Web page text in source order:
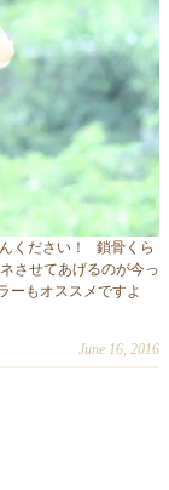
ください！ 鎖骨くら
させてあげるのが今っ
ーもオススメですよ
June 16, 2016